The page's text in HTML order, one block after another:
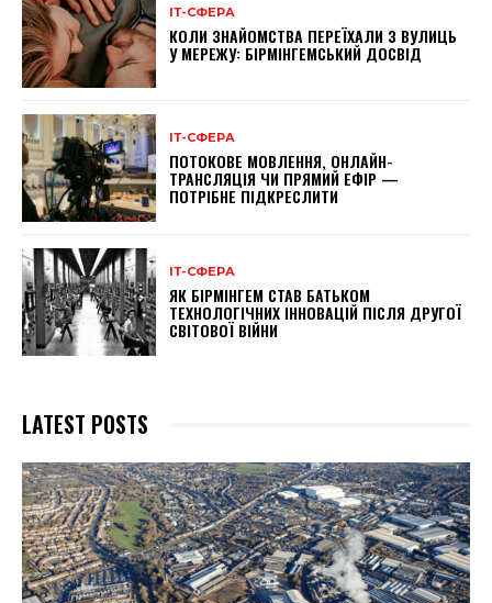
ІТ-СФЕРА
КОЛИ ЗНАЙОМСТВА ПЕРЕЇХАЛИ З ВУЛИЦЬ
У МЕРЕЖУ: БІРМІНГЕМСЬКИЙ ДОСВІД
ІТ-СФЕРА
ПОТОКОВЕ МОВЛЕННЯ, ОНЛАЙН-
ТРАНСЛЯЦІЯ ЧИ ПРЯМИЙ ЕФІР —
ПОТРІБНЕ ПІДКРЕСЛИТИ
ІТ-СФЕРА
ЯК БІРМІНГЕМ СТАВ БАТЬКОМ
ТЕХНОЛОГІЧНИХ ІННОВАЦІЙ ПІСЛЯ ДРУГОЇ
СВІТОВОЇ ВІЙНИ
LATEST POSTS